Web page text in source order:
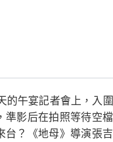
的午宴記者會上，入
影后在拍照等待空
？《地母》導演張